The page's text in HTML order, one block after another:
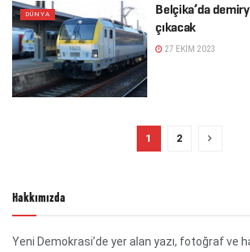
DÜNYA
Belçika’da
çıkacak
27 EKIM 2023
1 2
Hakkımızda
Yeni Demokrasi’de yer alan yazı, fotoğraf ve